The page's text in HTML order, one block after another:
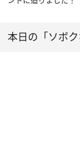
本日の「ソボク